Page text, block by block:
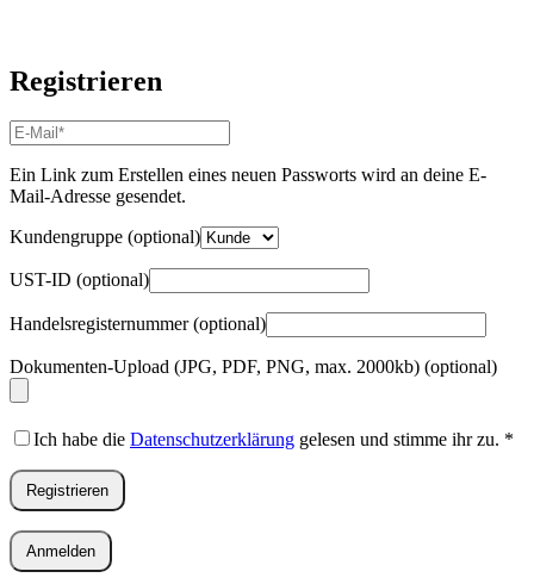
Registrieren
E-
Mail-
Adresse*
Erforderlich
Ein Link zum Erstellen eines neuen Passworts wird an deine E-
Mail-Adresse gesendet.
Kundengruppe (optional)
UST-ID (optional)
Handelsregisternummer(optional)
Dokumenten-Upload (JPG, PDF, PNG, max. 2000kb) (optional)
Ich habe die Datenschutzerklärung gelesen und stimme ihr zu. *
Registrieren
Anmelden